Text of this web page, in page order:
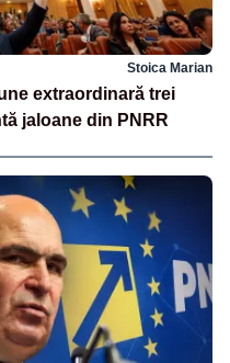
Stoica Marian
extraordinară trei
jaloane din PNRR